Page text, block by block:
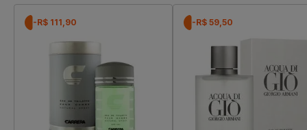
-R$ 111,90 -R$ 59,50